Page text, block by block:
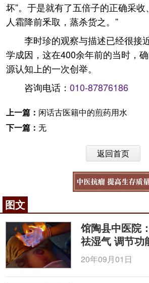
坏”。于是就有了五倍子的正确采收
人霜降前釆取，蒸杀货之。”
李时珍的观察与描述已经很接
学成因，这在400余年前的当时，
源认知上的一次创举。
咨询电话： 010-87876186
上一篇： 闲话古医籍中的煎药用水
下一篇： 无
返回首页
图文
馆陶县中医院
祛湿气 调节功
20年09月01日